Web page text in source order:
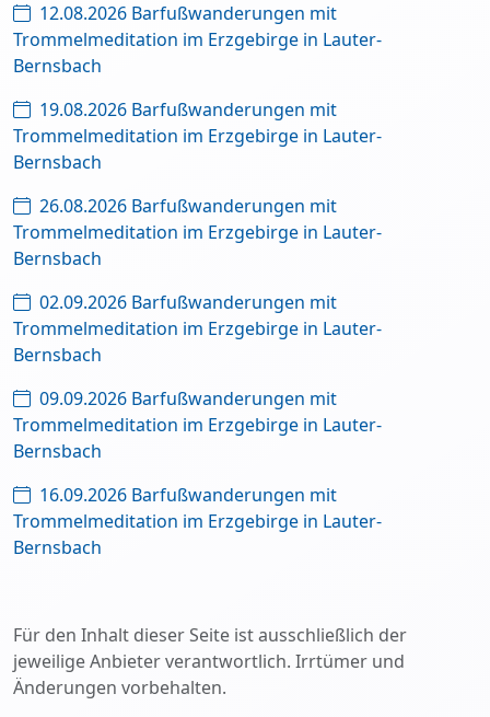
12.08.2026 Barfußwanderungen mit
Trommelmeditation im Erzgebirge in Lauter-
Bernsbach
19.08.2026 Barfußwanderungen mit
Trommelmeditation im Erzgebirge in Lauter-
Bernsbach
26.08.2026 Barfußwanderungen mit
Trommelmeditation im Erzgebirge in Lauter-
Bernsbach
02.09.2026 Barfußwanderungen mit
Trommelmeditation im Erzgebirge in Lauter-
Bernsbach
09.09.2026 Barfußwanderungen mit
Trommelmeditation im Erzgebirge in Lauter-
Bernsbach
16.09.2026 Barfußwanderungen mit
Trommelmeditation im Erzgebirge in Lauter-
Bernsbach
Für den Inhalt dieser Seite ist ausschließlich der
jeweilige Anbieter verantwortlich. Irrtümer und
Änderungen vorbehalten.